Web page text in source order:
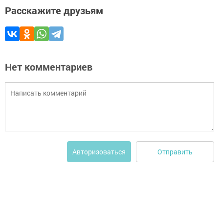
Расскажите друзьям
Нет комментариев
Авторизоваться Отправить